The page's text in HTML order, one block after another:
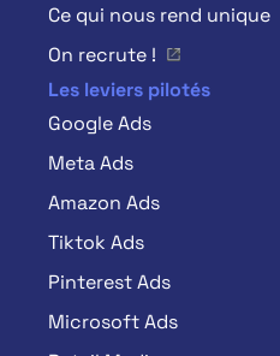
Ce qui nous rend unique
On recrute !
Les leviers pilotés
Google Ads
Meta Ads
Amazon Ads
Tiktok Ads
Pinterest Ads
Microsoft Ads